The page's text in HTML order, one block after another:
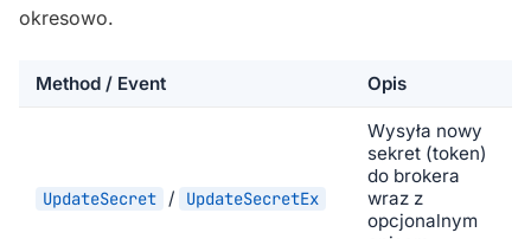
okresowo.
Method / Event Opis
UpdateSecret / UpdateSecretEx
Wysyła nowy
sekret (token)
do brokera
wraz z
opcjonalnym